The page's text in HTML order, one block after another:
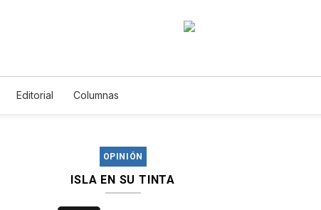
Editorial Columnas
OPINIÓN
ISLA EN SU TINTA